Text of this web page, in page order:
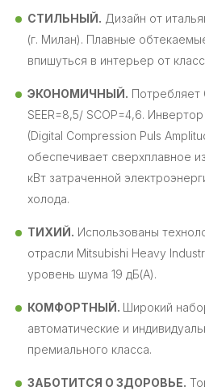
СТИЛЬНЫЙ. Дизайн от
(г. Милан). Плавные
впишуться в интерьер от
ЭКОНОМИЧНЫЙ. Потребляет
SEER=8,5/ SCOP=4,6.
(Digital Compression Puls
обеспечивает сверхплавное
кВт затраченной
холода.
ТИХИЙ. Использованы
отрасли Mitsubishi Heavy
уровень шума 19 дБ(А).
КОМФОРТНЫЙ. Широкий
автоматические и
премиального класса.
ЗАБОТИТСЯ О ЗДОРОВЬЕ.